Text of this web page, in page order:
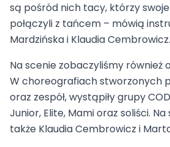
są pośród nich tacy, którzy swoje
połączyli z tańcem – mówią
Mardzińska i Klaudia Cembrowicz.
Na scenie zobaczyliśmy również
W choreografiach stworzonych
oraz zespół, wystąpiły grupy
Junior, Elite, Mami oraz soliści. Na
także Klaudia Cembrowicz i